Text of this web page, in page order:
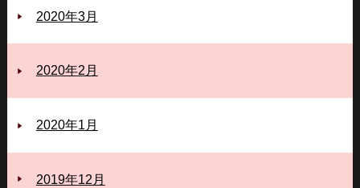
2020年3月
2020年2月
2020年1月
2019年12月